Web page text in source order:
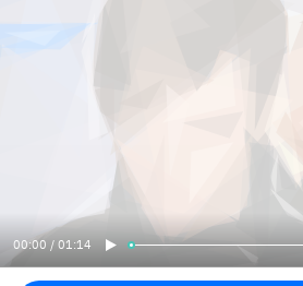
00:00 / 01:14